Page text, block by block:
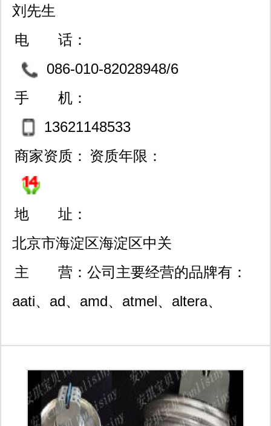
刘先生
电 话：
086-010-82028948/6
2013408/82029747
手 机：
13621148533
商家资质： 资质年限：
地 址：
北京市海淀区海淀区中关
村大街32号和盛嘉业大厦1
0层第1011室
主 营： 公司主要经营的品牌有：
aati、ad、amd、atmel、altera、
ph等品牌电子元器件,期待您的来
电！！